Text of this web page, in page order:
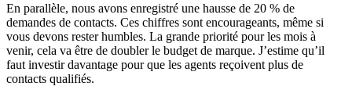
En parallèle, nous avons enregistré une hausse de 20 % de
demandes de contacts. Ces chiffres sont encourageants, même si
vous devons rester humbles. La grande priorité pour les mois à
venir, cela va être de doubler le budget de marque. J’estime qu’il
faut investir davantage pour que les agents reçoivent plus de
contacts qualifiés.